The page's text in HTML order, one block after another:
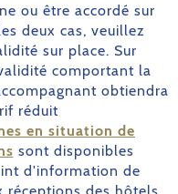
ou être accordé sur
deux cas, veuillez
sur place. Sur
comportant la
obtiendra
réduit
en situation de
sont disponibles
d'information de